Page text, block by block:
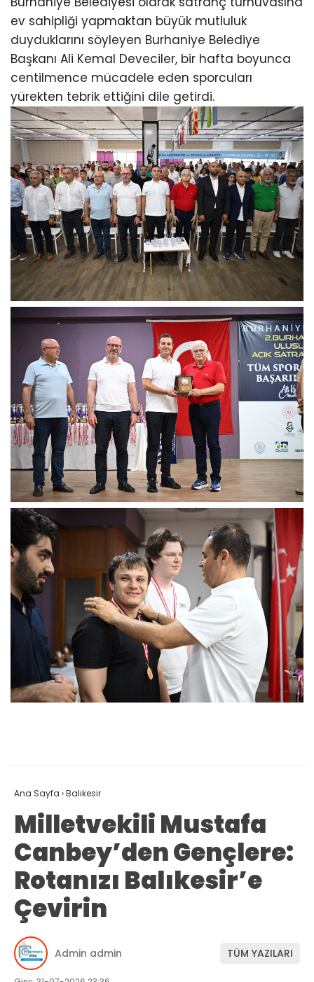
ev sahipliği yapmaktan büyük mutluluk
duyduklarını söyleyen Burhaniye Belediye
Başkanı Ali Kemal Deveciler, bir hafta boyunca
centilmence mücadele eden sporcuları
yürekten tebrik ettiğini dile getirdi.
Ana Sayfa ›Balıkesir
Milletvekili Mustafa
Canbey’den Gençlere:
Rotanızı Balıkesir’e
Çevirin
Admin admin TÜM YAZILARI